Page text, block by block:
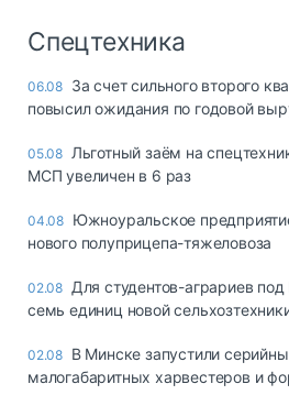
Спецтехника
06.08 За счет сильного второго
повысил ожидания по годовой
05.08 Льготный заём на
МСП увеличен в 6 раз
04.08 Южноуральское
нового полуприцепа-тяжеловоза
02.08 Для студентов-аграриев
семь единиц новой
02.08 В Минске запустили
малогабаритных харвестеров и